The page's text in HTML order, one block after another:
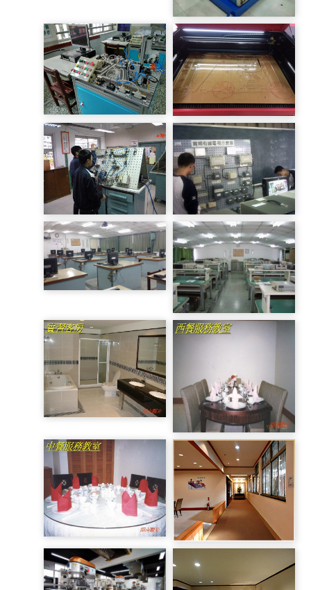
機器手臂
機電整合 雷射雕刻
氣壓配接 視聽電視實習工廠
單晶片實習工場
合格工業電子檢定場
實習客房
西餐服務教室